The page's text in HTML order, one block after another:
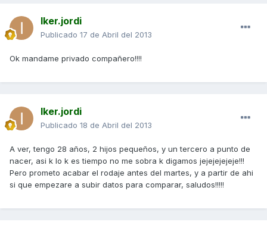
Iker.jordi
Publicado 17 de Abril del 2013
Ok mandame privado compañero!!!!
Iker.jordi
Publicado 18 de Abril del 2013
A ver, tengo 28 años, 2 hijos pequeños, y un tercero a punto de
nacer, asi k lo k es tiempo no me sobra k digamos jejejejejeje!!!
Pero prometo acabar el rodaje antes del martes, y a partir de ahi
si que empezare a subir datos para comparar, saludos!!!!!